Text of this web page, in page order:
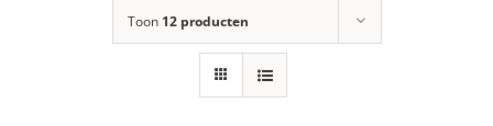
Toon 12 producten